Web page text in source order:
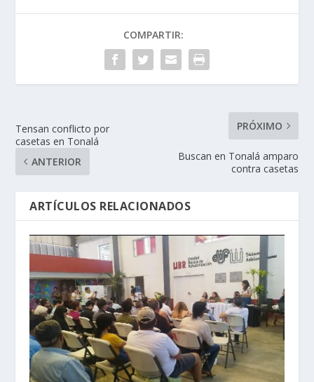
COMPARTIR:
Tensan conflicto por
casetas en Tonalá
ANTERIOR
PRÓXIMO
Buscan en Tonalá amparo
contra casetas
ARTÍCULOS RELACIONADOS